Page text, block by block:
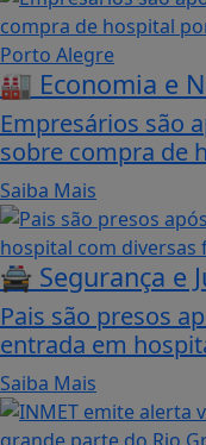
🏭 Economia e
Empresários são
sobre compra de
Saiba Mais
🚔 Segurança e
Pais são presos
entrada em
Saiba Mais